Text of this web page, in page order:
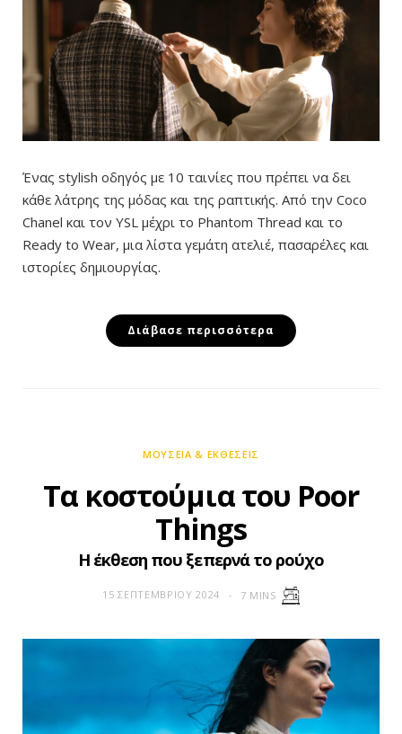
Ένας stylish οδηγός με 10 ταινίες που πρέπει να δει
κάθε λάτρης της μόδας και της ραπτικής. Από την Coco
Chanel και τον YSL μέχρι το Phantom Thread και το
Ready to Wear, μια λίστα γεμάτη ατελιέ, πασαρέλες και
ιστορίες δημιουργίας.
Διάβασε περισσότερα
ΜΟΥΣΕΊΑ & EΚΘΈΣΕΙΣ
Τα κοστούμια του Poor
Things
H έκθεση που ξεπερνά το ρούχο
15 ΣΕΠΤΕΜΒΡΊΟΥ 2024 7 MINS